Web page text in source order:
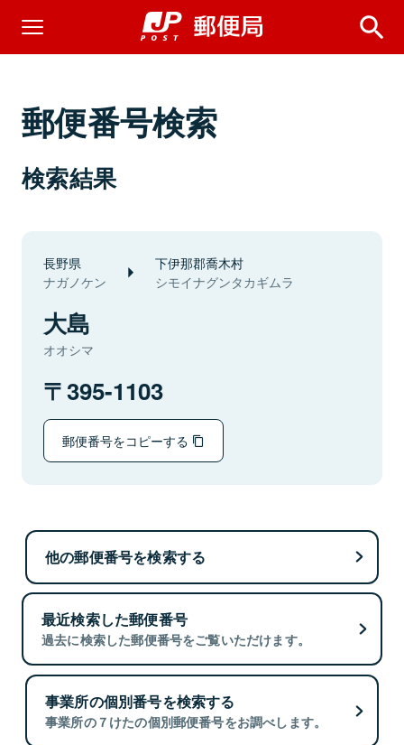
郵便番号検索
検索結果
長野県
ナガノケン
下伊那郡喬木村
シモイナグンタカギムラ
大島
オオシマ
395-1103
郵便番号をコピーする
他の郵便番号を検索する
最近検索した郵便番号
過去に検索した郵便番号をご覧いただけます。
事業所の個別番号を検索する
事業所の７けたの個別郵便番号をお調べします。